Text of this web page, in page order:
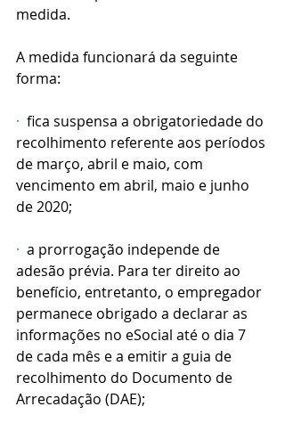
medida.
A medida funcionará da seguinte
forma:
·
  fica suspensa a obrigatoriedade do
recolhimento referente aos períodos
de março, abril e maio, com
vencimento em abril, maio e junho
de 2020;
·
  a prorrogação independe de
adesão prévia. Para ter direito ao
benefício, entretanto, o empregador
permanece obrigado a declarar as
informações no eSocial até o dia 7
de cada mês e a emitir a guia de
recolhimento do Documento de
Arrecadação (DAE);